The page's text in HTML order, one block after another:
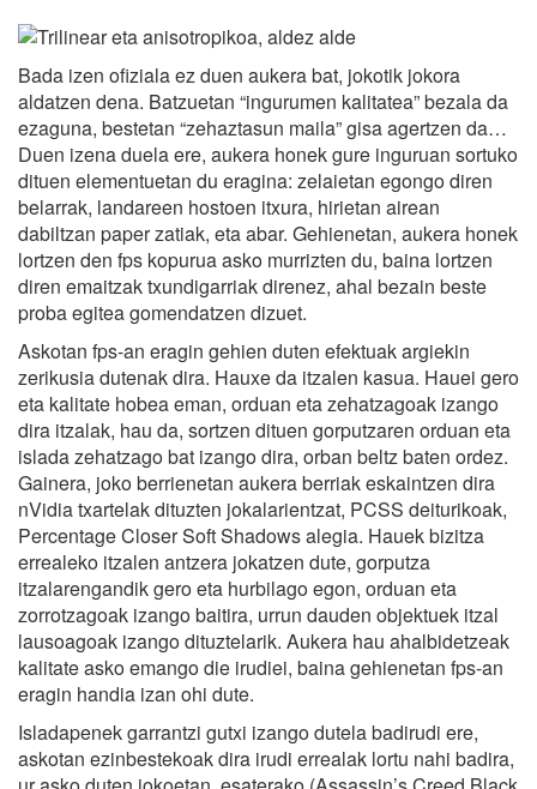
Bada izen ofiziala ez duen aukera bat, jokotik jokora
aldatzen dena. Batzuetan “ingurumen kalitatea” bezala da
ezaguna, bestetan “zehaztasun maila” gisa agertzen da…
Duen izena duela ere, aukera honek gure inguruan sortuko
dituen elementuetan du eragina: zelaietan egongo diren
belarrak, landareen hostoen itxura, hirietan airean
dabiltzan paper zatiak, eta abar. Gehienetan, aukera honek
lortzen den fps kopurua asko murrizten du, baina lortzen
diren emaitzak txundigarriak direnez, ahal bezain beste
proba egitea gomendatzen dizuet.
Askotan fps-an eragin gehien duten efektuak argiekin
zerikusia dutenak dira. Hauxe da itzalen kasua. Hauei gero
eta kalitate hobea eman, orduan eta zehatzagoak izango
dira itzalak, hau da, sortzen dituen gorputzaren orduan eta
islada zehatzago bat izango dira, orban beltz baten ordez.
Gainera, joko berrienetan aukera berriak eskaintzen dira
nVidia txartelak dituzten jokalarientzat, PCSS deiturikoak,
Percentage Closer Soft Shadows alegia. Hauek bizitza
errealeko itzalen antzera jokatzen dute, gorputza
itzalarengandik gero eta hurbilago egon, orduan eta
zorrotzagoak izango baitira, urrun dauden objektuek itzal
lausoagoak izango dituztelarik. Aukera hau ahalbidetzeak
kalitate asko emango die irudiei, baina gehienetan fps-an
eragin handia izan ohi dute.
Isladapenek garrantzi gutxi izango dutela badirudi ere,
askotan ezinbestekoak dira irudi errealak lortu nahi badira,